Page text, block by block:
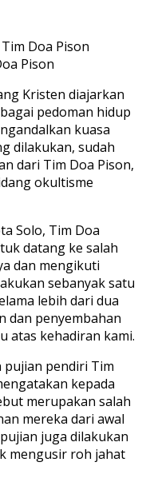
Pison
Kristen diajarkan
pedoman hidup
kuasa
dilakukan, sudah
dari Tim Doa Pison,
okultisme
Solo, Tim Doa
datang ke salah
dan mengikuti
sebanyak satu
lebih dari dua
dan penyembahan
atas kehadiran kami.
pujian pendiri Tim
kepada
merupakan salah
mereka dari awal
juga dilakukan
mengusir roh jahat